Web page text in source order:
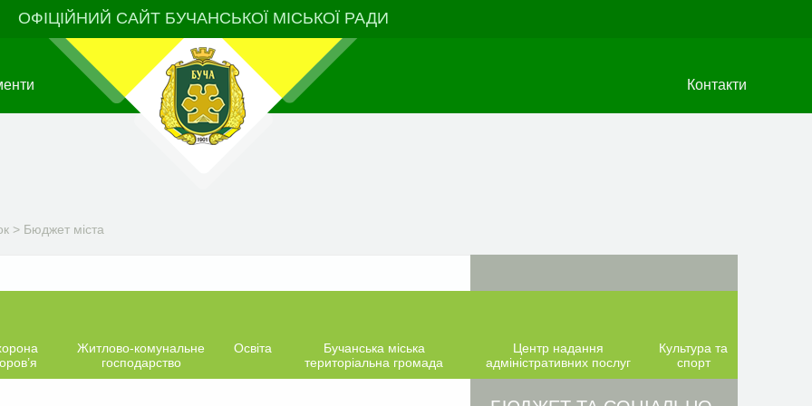
ОФІЦІЙНИЙ САЙТ БУЧАНСЬКОЇ МІСЬКОЇ РАДИ
Контакти
> Бюджет міста
Житлово-комунальне
господарство
Освіта
Бучанська міська
територіальна громада
Центр надання
адміністративних послуг
Культура та
спорт